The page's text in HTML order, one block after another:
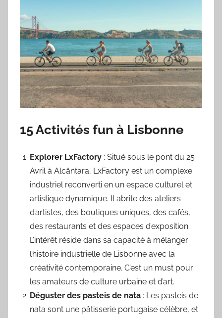
15 Activités fun à Lisbonne
Explorer LxFactory : Situé sous le pont du 25
Avril à Alcântara, LxFactory est un complexe
industriel reconverti en un espace culturel et
artistique dynamique. Il abrite des ateliers
d’artistes, des boutiques uniques, des cafés,
des restaurants et des espaces d’exposition.
L’intérêt réside dans sa capacité à mélanger
l’histoire industrielle de Lisbonne avec la
créativité contemporaine. C’est un must pour
les amateurs de culture urbaine et d’art.
Déguster des pasteis de nata : Les pasteis de
nata sont une pâtisserie portugaise célèbre, et